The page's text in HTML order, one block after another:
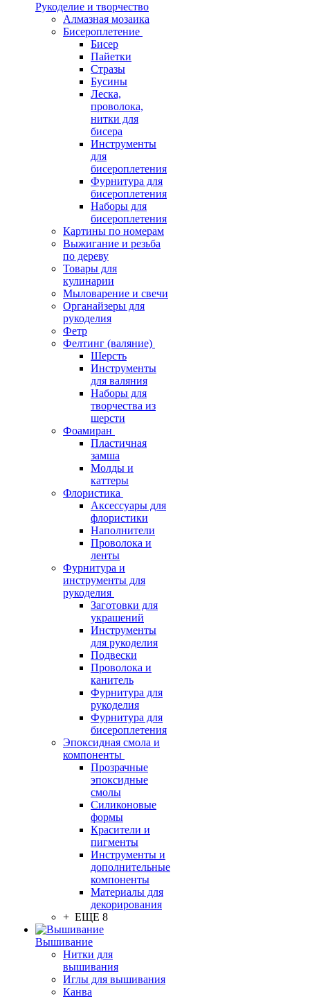
Рукоделие и творчество
Алмазная мозаика
Бисероплетение
Бисер
Пайетки
Стразы
Бусины
Леска,
проволока,
нитки для
бисера
Инструменты
для
бисероплетения
Фурнитура для
бисероплетения
Наборы для
бисероплетения
Картины по номерам
Выжигание и резьба
по дереву
Товары для
кулинарии
Мыловарение и свечи
Органайзеры для
рукоделия
Фетр
Фелтинг (валяние)
Шерсть
Инструменты
для валяния
Наборы для
творчества из
шерсти
Фоамиран
Пластичная
замша
Молды и
каттеры
Флористика
Аксессуары для
флористики
Наполнители
Проволока и
ленты
Фурнитура и
инструменты для
рукоделия
Заготовки для
украшений
Инструменты
для рукоделия
Подвески
Проволока и
канитель
Фурнитура для
рукоделия
Фурнитура для
бисероплетения
Эпоксидная смола и
компоненты
Прозрачные
эпоксидные
смолы
Силиконовые
формы
Красители и
пигменты
Инструменты и
дополнительные
компоненты
Материалы для
декорирования
+ ЕЩЕ 8
Вышивание
Нитки для
вышивания
Иглы для вышивания
Канва